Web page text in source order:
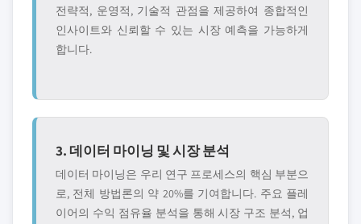
전략적, 운영적, 기술적 관점을 제공하여 종합적인
인사이트와 신뢰할 수 있는 시장 예측을 가능하게
합니다.
3. 데이터 마이닝 및 시장 분석
데이터 마이닝은 우리 연구 프로세스의 핵심 부분으
로, 전체 방법론의 약 20%를 기여합니다. 주요 플레
이어의 수익 점유율 분석을 통해 시장 구조 분석, 업